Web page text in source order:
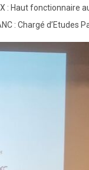
: Haut fonctionnaire
: Chargé d’Etudes